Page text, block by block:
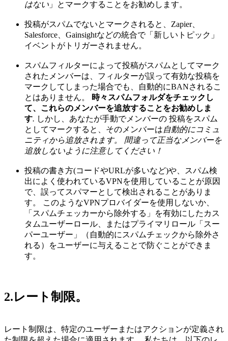
はない 」とマークすることをお勧めします。
投稿がスパムでないとマークされると、Zapier、
Salesforce、Gainsightなどの統合で「新しいトピック」
イベントがトリガーされません。
スパムフィルターによって投稿がスパムとしてマーク
されたメンバーは、フィルターが誤って有効な投稿を
マークしてしまった場合でも、自動的にBANされるこ
とはありません。
時々スパムフォルダをチェックし
て、これらのメンバーを追放することをお勧めしま
す. しかし、あなたが手動でメンバーの 投稿をスパム
としてマークすると、そのメンバーは自動的にコミュ
ニティから追放されます。 間違って正当なメンバーを
追放しないように注意してください！
投稿の書き方(コードやURLが多いなど)や、スパム検
出によく使われているVPNを使用していることが原因
で、誤ってスパマーとして検出されることがありま
す。 このようなVPNプロバイダーを使用しないか、
「スパムチェッカーから除外する」を有効にしたカス
タムユーザーロール、またはプライマリロール「スー
パーユーザー」（自動的にスパムチェックから除外さ
れる）をユーザーに与えることで防ぐことができま
す。
2.レート制限。
レート制限は、特定のユーザーまたはアクションが定義され